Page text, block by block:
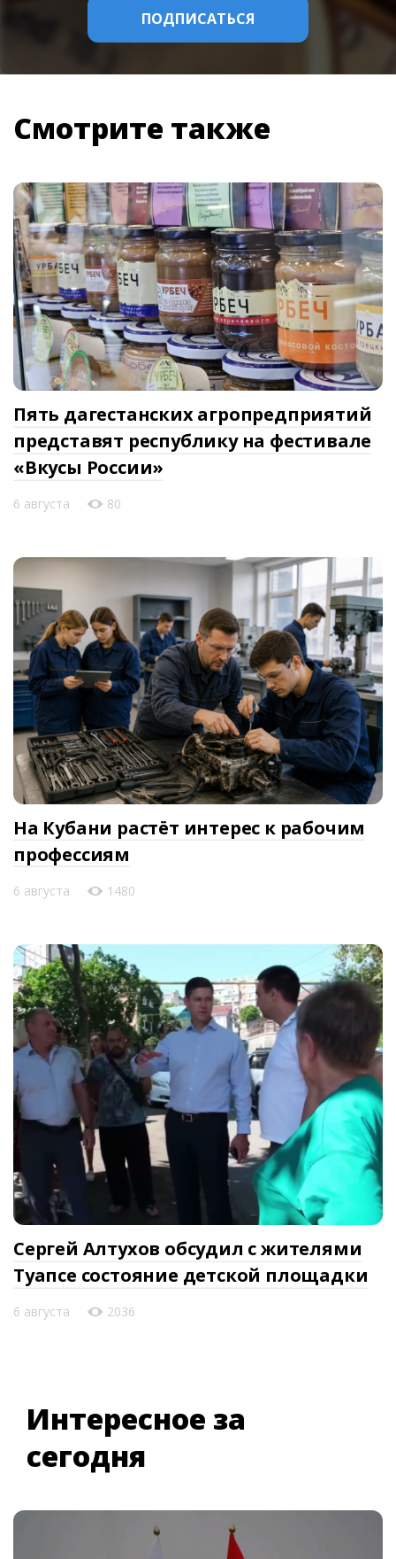
Смотрите также
Пять дагестанских агропредприятий
представят республику на фестивале
«Вкусы России»
6 августа 80
На Кубани растёт интерес к рабочим
профессиям
6 августа 1480
Сергей Алтухов обсудил с жителями
Туапсе состояние детской площадки
6 августа 2036
Интересное за
сегодня